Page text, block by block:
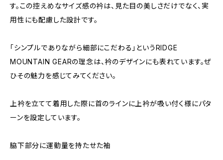
す。この控えめなサイズ感の衿は、見た目の美しさだけでなく、実
用性にも配慮した設計です。
「シンプルでありながら細部にこだわる」というRIDGE
MOUNTAIN GEARの理念は、衿のデザインにも表れています。ぜ
ひその魅力を感じてみてください。
上衿を立てて着用した際に首のラインに上衿が吸い付く様にパタ
ーンを設定しています。
脇下部分に運動量を持たせた袖